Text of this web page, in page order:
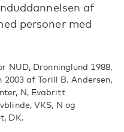
af
personer med
NUD, Dronninglund 1988,
af Torill B. Andersen,
N, Evabritt
VKS, N og
DK.